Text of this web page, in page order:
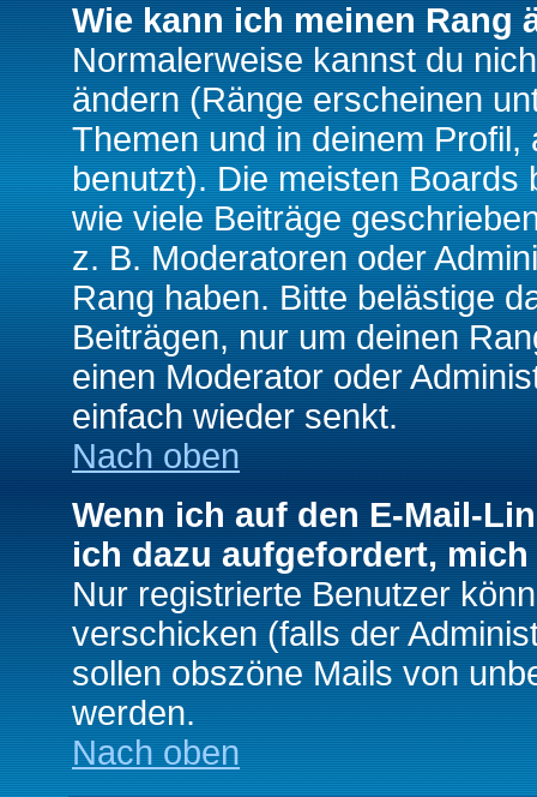
Wie kann ich meinen Rang
Normalerweise kannst du
ändern (Ränge erscheinen
Themen und in deinem
benutzt). Die meisten Boards
wie viele Beiträge
z. B. Moderatoren oder
Rang haben. Bitte belästige
Beiträgen, nur um deinen
einen Moderator oder
einfach wieder senkt.
Nach oben
Wenn ich auf den E-Mail-
ich dazu aufgefordert,
Nur registrierte Benutzer
verschicken (falls der
sollen obszöne Mails von
werden.
Nach oben